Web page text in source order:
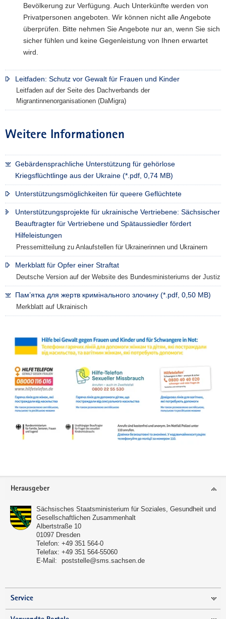
Bevölkerung zur Verfügung. Auch Unterkünfte werden von
Privatpersonen angeboten. Wir können nicht alle Angebote
überprüfen. Bitte nehmen Sie Angebote nur an, wenn Sie sich
sicher fühlen und keine Gegenleistung von Ihnen erwartet
wird.
Leitfaden: Schutz vor Gewalt für Frauen und Kinder
Leitfaden auf der Seite des Dachverbands der
Migrantinnenorganisationen (DaMigra)
Weitere Informationen
Gebärdensprachliche Unterstützung für gehörlose
Kriegsflüchtlinge aus der Ukraine (*.pdf, 0,74 MB)
Unterstützungsmöglichkeiten für queere Geflüchtete
Unterstützungsprojekte für ukrainische Vertriebene: Sächsischer
Beauftragter für Vertriebene und Spätaussiedler fördert
Hilfeleistungen
Pressemitteilung zu Anlaufstellen für Ukrainerinnen und Ukrainern
Merkblatt für Opfer einer Straftat
Deutsche Version auf der Website des Bundesministeriums der Justiz
Пам’ятка для жертв кримінального злочину (*.pdf, 0,50 MB)
Merkblatt auf Ukrainisch
Footer-
Herausgeber
Sächsisches Staatsministerium für Soziales, Gesundheit und
Gesellschaftlichen Zusammenhalt
Albertstraße 10
01097 Dresden
Telefon: +49 351 564-0
Telefax: +49 351 564-55060
E-Mail:
poststelle@sms.sachsen.de
Service